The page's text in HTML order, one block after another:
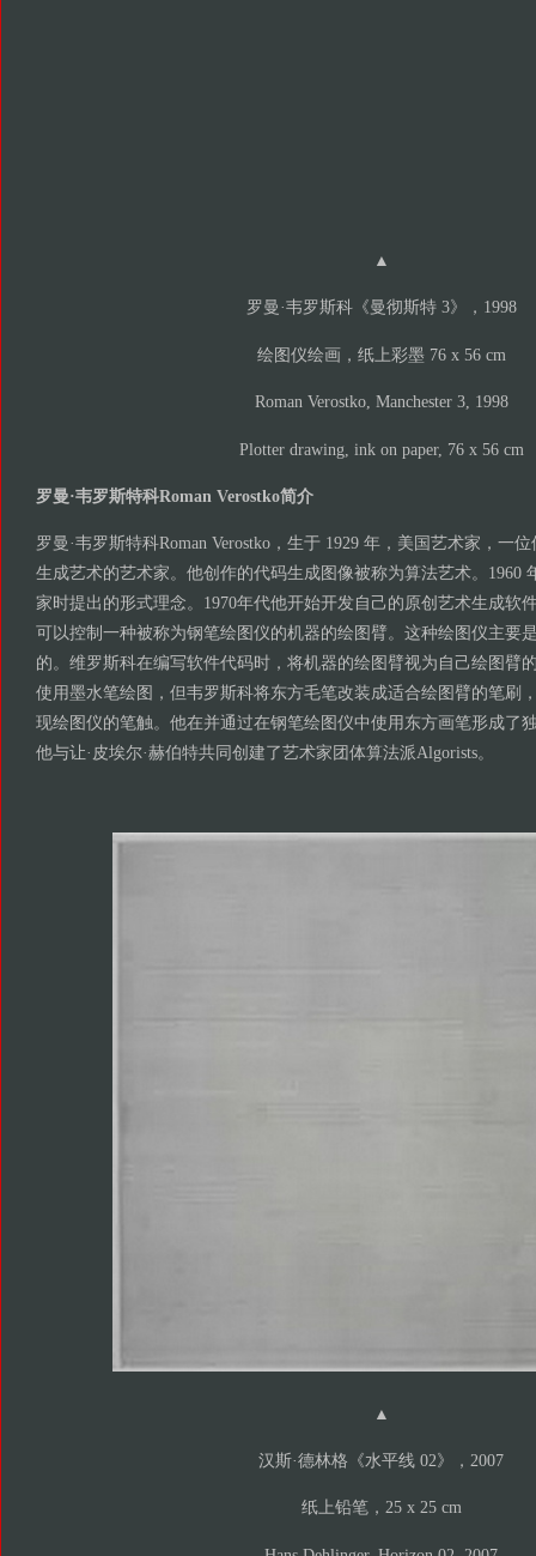
▲
罗曼·韦罗斯科《曼彻斯特 3》，1998
绘图仪绘画，纸上彩墨 76 x 56 cm
Roman Verostko, Manchester 3, 1998
Plotter drawing, ink on paper, 76 x 56 cm
罗曼·韦罗斯特科Roman Verostko简介
罗曼·韦罗斯特科Roman Verostko，生于 1929 年，美国艺术家，一
生成艺术的艺术家。他创作的代码生成图像被称为算法艺术。1960
家时提出的形式理念。1970年代他开始开发自己的原创艺术生成软
可以控制一种被称为钢笔绘图仪的机器的绘图臂。这种绘图仪主要
的。维罗斯科在编写软件代码时，将机器的绘图臂视为自己绘图臂
使用墨水笔绘图，但韦罗斯科将东方毛笔改装成适合绘图臂的笔刷
现绘图仪的笔触。他在并通过在钢笔绘图仪中使用东方画笔形成了
他与让·皮埃尔·赫伯特共同创建了艺术家团体算法派Algorists。
▲
汉斯·德林格《水平线 02》，2007
纸上铅笔，25 x 25 cm